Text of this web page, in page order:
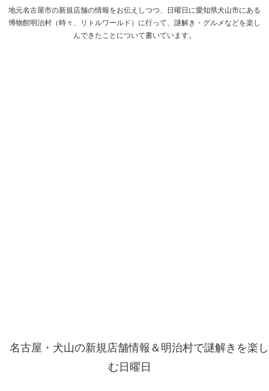
地元名古屋市の新規店舗の情報をお伝えしつつ、日曜日に愛知県犬山市にある
博物館明治村（時々、リトルワールド）に行って、謎解き・グルメなどを楽し
んできたことについて書いています。
名古屋・犬山の新規店舗情報＆明治村で謎解きを楽し
む日曜日